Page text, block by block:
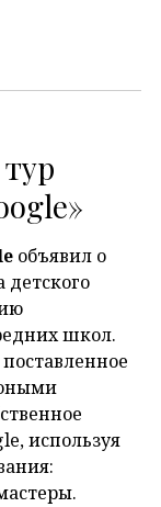
объявил о
детского
школ.
используя